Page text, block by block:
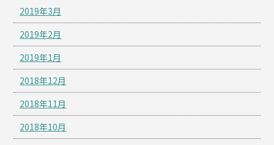
2019年3月
2019年2月
2019年1月
2018年12月
2018年11月
2018年10月